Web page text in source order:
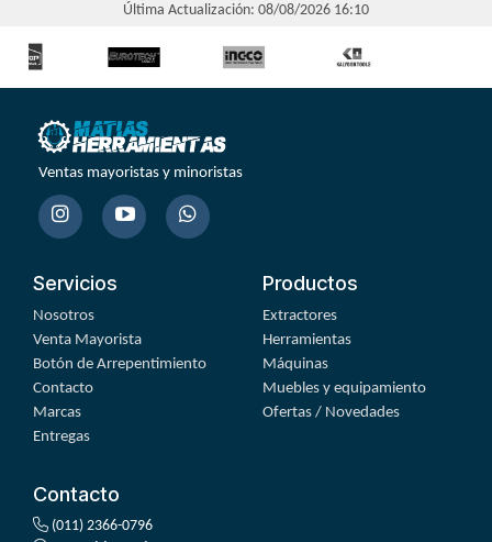
Última Actualización: 08/08/2026 16:10
Ventas mayoristas y minoristas
Servicios
Nosotros
Venta Mayorista
Botón de Arrepentimiento
Contacto
Marcas
Entregas
Productos
Extractores
Herramientas
Máquinas
Muebles y equipamiento
Ofertas / Novedades
Contacto
(011) 2366-0796